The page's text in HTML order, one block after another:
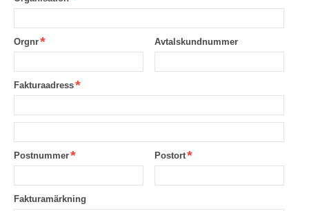
Orgnr Avtalskundnummer
Fakturaadress
Postnummer Postort
Fakturamärkning